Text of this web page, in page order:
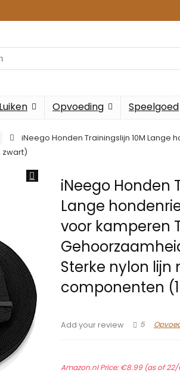
Luiken Opvoeding Speelgoed
iNeego Honden Trainingslijn 10M
zwart)
iNeego Honden
Lange
voor kamperen
Sterke nylon
componenten
Add your review 5
Amazon.nl Price:€8.99(as of 22/